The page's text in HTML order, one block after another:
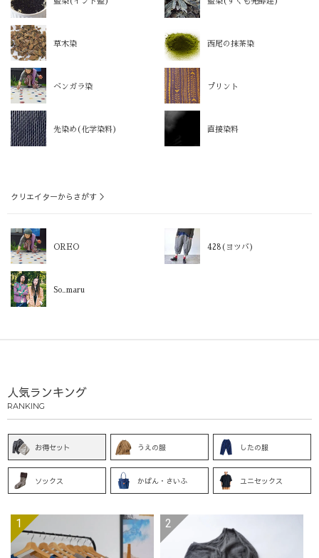
草木染 西尾の抹茶染
ベンガラ染 プリント
先染め(化学染料) 直接染料
クリエイターからさがす ＞
OREO 428(ヨツバ)
So_maru
人気ランキング
RANKING
お得セット うえの服 したの服
ソックス かばん・さいふ ユニセックス